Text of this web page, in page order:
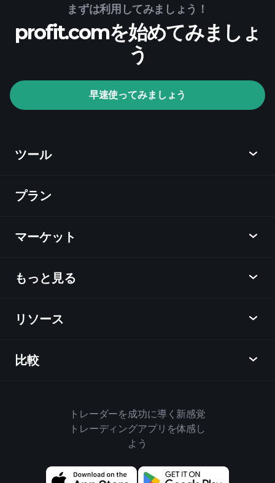
Playtradeトーナメン
まずは利用してみましょう！
profit.comを始めてみましょ
う
早速使ってみましょう
ツール
ディスカバー
チャート
ニュース
ラーニングハブ
メッセンジャー
プラン
マーケット
概要
外国為替
指数
もっと見る
アフィリエイトプログラム
企業情報
Playtradeについて
ウィジェット
リソース
ヘルプセンター
ハウスルール
クッキーポリシー
比較
TradingView
トレーダーを成功に導く新感覚
トレーディングアプリを体感し
よう